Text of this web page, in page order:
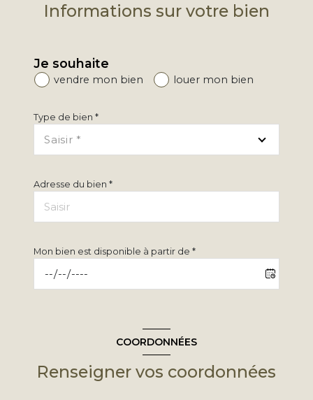
Informations sur votre bien
Je souhaite
vendre mon bien louer mon bien
Type de bien *
Saisir *
Adresse du bien *
Mon bien est disponible à partir de *
COORDONNÉES
Renseigner vos coordonnées